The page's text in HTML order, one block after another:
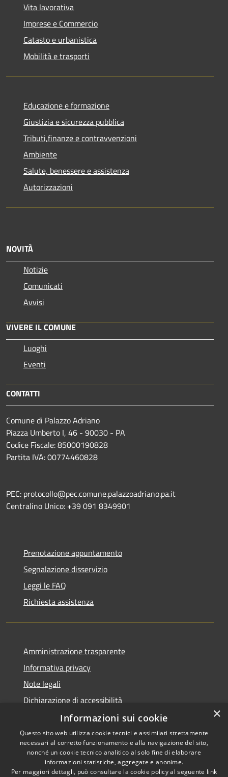
Vita lavorativa
Imprese e Commercio
Catasto e urbanistica
Mobilità e trasporti
Educazione e formazione
Giustizia e sicurezza pubblica
Tributi,finanze e contravvenzioni
Ambiente
Salute, benessere e assistenza
Autorizzazioni
NOVITÀ
Notizie
Comunicati
Avvisi
VIVERE IL COMUNE
Luoghi
Eventi
CONTATTI
Comune di Palazzo Adriano
Piazza Umberto I, 46 - 90030 - PA
Codice Fiscale: 85000190828
Partita IVA: 00774460828
PEC: protocollo@pec.comune.palazzoadriano.pa.it
Centralino Unico: +39 091 8349901
Prenotazione appuntamento
Segnalazione disservizio
Leggi le FAQ
Richiesta assistenza
Amministrazione trasparente
Informativa privacy
Note legali
Dichiarazione di accessibilità
Accessibilità
Copyright © 2026 • Comune di
Palazzo Adriano • Powered by
×
Informazioni sui cookie
Questo sito web utilizza cookie tecnici e assimilati strettamente
necessari al corretto funzionamento e alla navigazione del sito,
nonché un cookie tecnico analitico al solo fine di elaborare
informazioni statistiche, aggregate e anonime.
Per maggiori dettagli, può consultare la cookie policy al seguente link